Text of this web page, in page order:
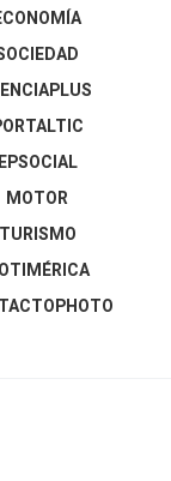
EPSOCIAL
MOTOR
TURISMO